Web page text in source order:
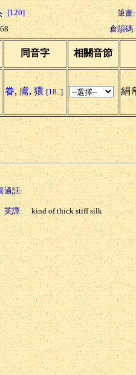
[120]
筆畫:
倉頡碼:
同音字 相關音節
眷, 鬳, 獧 [18..] 絹
通話:
英譯: kind of thick stiff silk